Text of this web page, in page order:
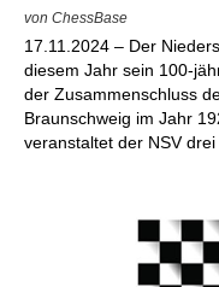
von ChessBase
17.11.2024 – Der
diesem Jahr sein 100-
der Zusammenschluss
Braunschweig im Jahr
veranstaltet der NSV